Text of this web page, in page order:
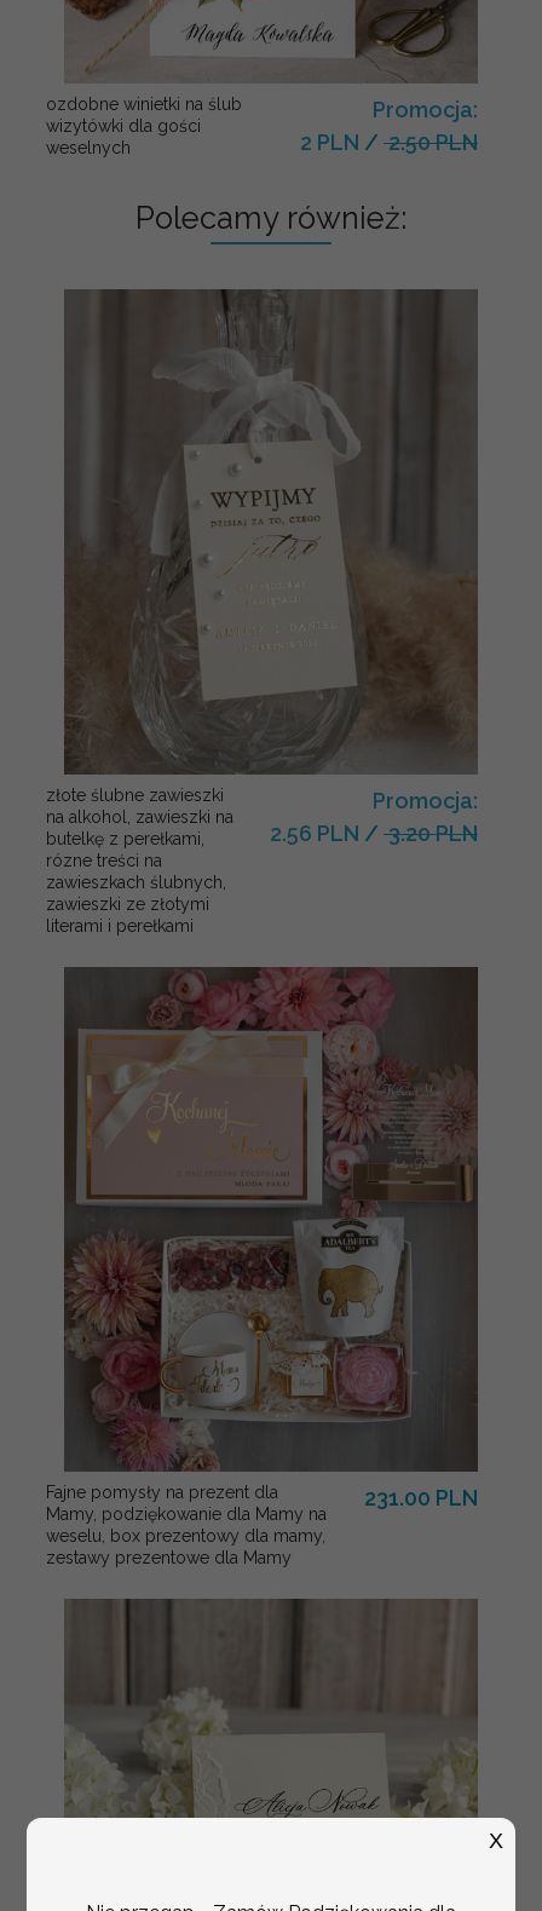
ozdobne winietki na ślub
wizytówki dla gości
weselnych
Promocja:
2 PLN / 2.50 PLN
Polecamy również:
złote ślubne zawieszki
na alkohol, zawieszki na
butelkę z perełkami,
rózne treści na
zawieszkach ślubnych,
zawieszki ze złotymi
literami i perełkami
Promocja:
2.56 PLN / 3.20 PLN
Fajne pomysły na prezent dla
Mamy, podziękowanie dla Mamy na
weselu, box prezentowy dla mamy,
zestawy prezentowe dla Mamy
231.00 PLN
X